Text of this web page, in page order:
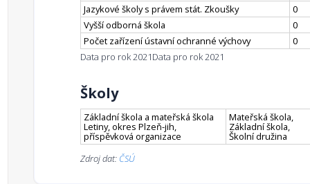
Jazykové školy s právem stát. Zkoušky
0
Vyšší odborná škola
0
Počet zařízení ústavní ochranné výchovy
0
Data pro rok 2021Data pro rok 2021
Školy
Základní škola a mateřská škola
Letiny, okres Plzeň-jih,
příspěvková organizace
Mateřská škola,
Základní škola,
Školní družina
Zdroj dat: ČSÚ